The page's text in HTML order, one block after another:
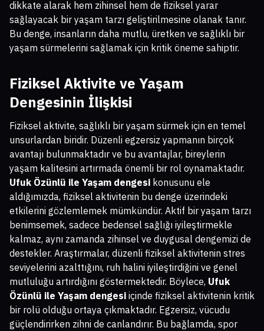
dikkate alarak hem zihinsel hem de fiziksel yarar
sağlayacak bir yaşam tarzı geliştirilmesine olanak tanır.
Bu denge, insanların daha mutlu, üretken ve sağlıklı bir
yaşam sürmelerini sağlamak için kritik öneme sahiptir.
Fiziksel Aktivite ve Yaşam
Dengesinin İlişkisi
Fiziksel aktivite, sağlıklı bir yaşam sürmek için en temel
unsurlardan biridir. Düzenli egzersiz yapmanın birçok
avantajı bulunmaktadır ve bu avantajlar, bireylerin
yaşam kalitesini artırmada önemli bir rol oynamaktadır.
Ufuk Özünlü ile Yaşam dengesi konusunu ele
aldığımızda, fiziksel aktivitenin bu denge üzerindeki
etkilerini gözlemlemek mümkündür. Aktif bir yaşam tarzı
benimsemek, sadece bedensel sağlığı iyileştirmekle
kalmaz, aynı zamanda zihinsel ve duygusal dengemizi de
destekler. Araştırmalar, düzenli fiziksel aktivitenin stres
seviyelerini azalttığını, ruh halini iyileştirdiğini ve genel
mutluluğu artırdığını göstermektedir. Böylece, Ufuk
Özünlü ile Yaşam dengesi içinde fiziksel aktivitenin kritik
bir rolü olduğu ortaya çıkmaktadır. Egzersiz, vücudu
güçlendirirken zihni de canlandırır. Bu bağlamda, spor